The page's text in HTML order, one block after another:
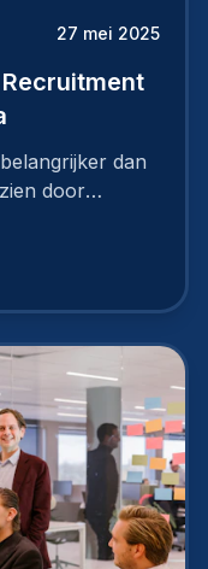
27 mei 2025
dan
door